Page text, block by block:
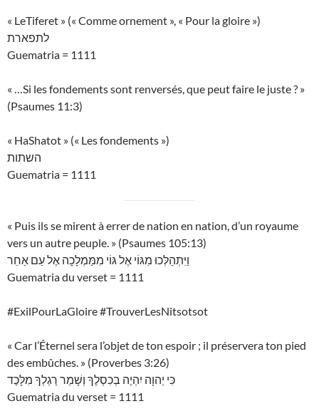
« LeTiferet » (« Comme ornement », « Pour la gloire »)
לתפארת
Guematria = 1111
« …Si les fondements sont renversés, que peut faire le juste ? »
(Psaumes 11:3)
« HaShatot » (« Les fondements »)
השתות
Guematria = 1111
« Puis ils se mirent à errer de nation en nation, d’un royaume
vers un autre peuple. » (Psaumes 105:13)
וַיִּתְהַלְּכוּ מִגּוֹי אֶל גּוֹי מִמַּמְלָכָה אֶל עַם אַחֵר
Guematria du verset = 1111
#ExilPourLaGloire #TrouverLesNitsotsot
« Car l’Éternel sera l’objet de ton espoir ; il préservera ton pied
des embûches. » (Proverbes 3:26)
כִּי יְהוָה יִהְיֶה בְכִסְלֶךָ וְשָׁמַר רַגְלְךָ מִלָּכֶד
Guematria du verset = 1111